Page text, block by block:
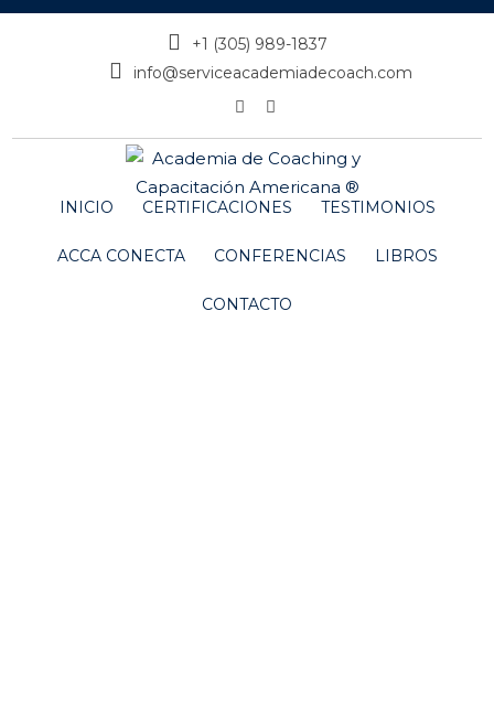
+1 (305) 989-1837
info@serviceacademiadecoach.com
INICIO CERTIFICACIONES TESTIMONIOS
ACCA CONECTA CONFERENCIAS LIBROS
CONTACTO